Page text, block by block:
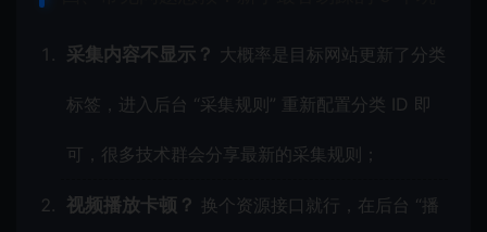
采集内容不显示？ 大概率是目标网站更新了分类
标签，进入后台 “采集规则” 重新配置分类 ID 即
可，很多技术群会分享最新的采集规则；
视频播放卡顿？ 换个资源接口就行，在后台 “播